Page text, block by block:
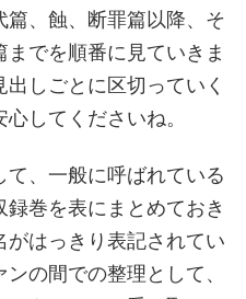
、蝕、断罪篇以降、そ
でを順番に見ていきま
しごとに区切っていく
してくださいね。
て、一般に呼ばれている
巻を表にまとめておき
がはっきり表記されてい
の間での整理として、